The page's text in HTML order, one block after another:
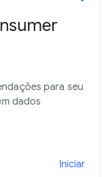
para seu
dados
Iniciar